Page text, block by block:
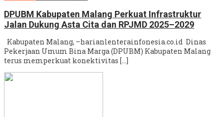
DPUBM Kabupaten Malang Perkuat Infrastruktur
Jalan Dukung Asta Cita dan RPJMD 2025–2029
Kabupaten Malang, –harianlenterainfonesia.co.id Dinas
Pekerjaan Umum Bina Marga (DPUBM) Kabupaten Malang
terus memperkuat konektivitas […]